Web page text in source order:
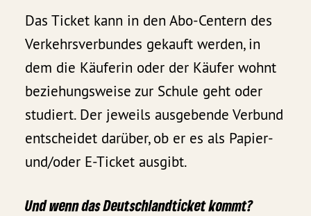
Das Ticket kann in den Abo-Centern des
Verkehrsverbundes gekauft werden, in
dem die Käuferin oder der Käufer wohnt
beziehungsweise zur Schule geht oder
studiert. Der jeweils ausgebende Verbund
entscheidet darüber, ob er es als Papier-
und/oder E-Ticket ausgibt.
Und wenn das Deutschlandticket kommt?